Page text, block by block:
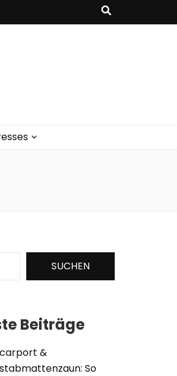
SUCHEN
Beiträge
&
So